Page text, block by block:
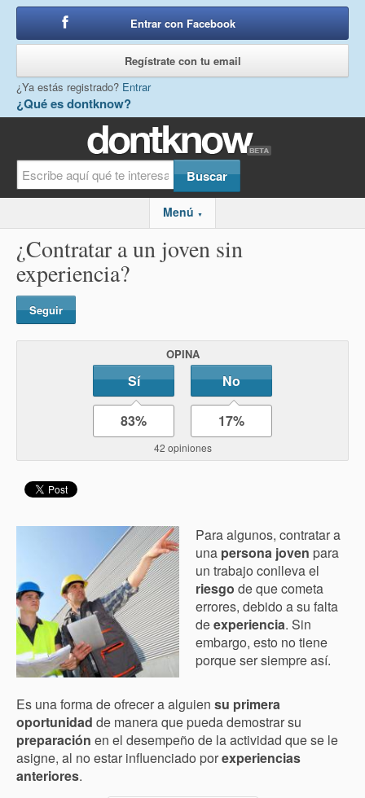
¿Qué es dontknow?
Entrar con Facebook
Regístrate con tu email
¿Ya estás registrado? Entrar
Menú ▼
¿Contratar a un joven sin
experiencia?
Seguir
OPINA
Sí No
83% 17%
42 opiniones
Para algunos, contratar a
una persona joven para
un trabajo conlleva el
riesgo de que cometa
errores, debido a su falta
deexperiencia. Sin
embargo, esto no tiene
porque ser siempre así.
Es una forma de ofrecer a alguien su primera
oportunidad de manera que pueda demostrar su
preparación en el desempeño de la actividad que se le
asigne, al no estar influenciado porexperiencias
anteriores.